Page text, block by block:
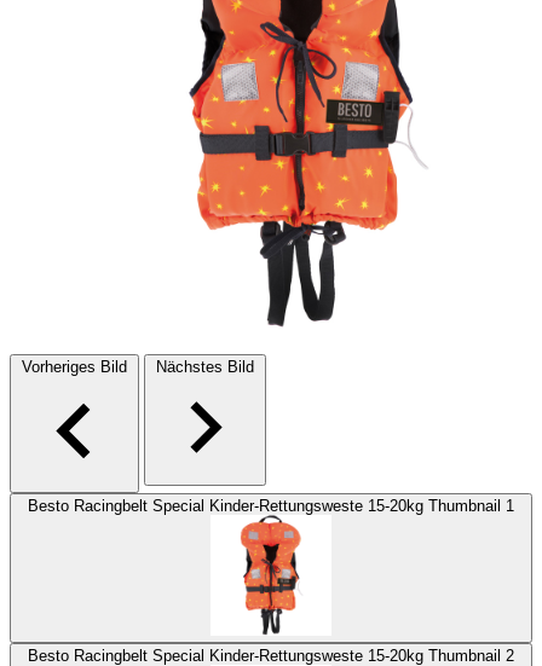
Vorheriges Bild Nächstes Bild
Besto Racingbelt Special Kinder-Rettungsweste 15-20kg Thumbnail 1
Besto Racingbelt Special Kinder-Rettungsweste 15-20kg Thumbnail 2